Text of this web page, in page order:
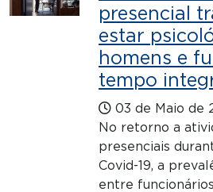
presencial
estar
homens e
tempo
03 de Maio de
No retorno a
presenciais
Covid-19, a
entre